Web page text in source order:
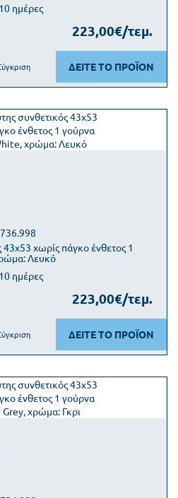
ημέρες
223,00€/τεμ.
ΔΕΙΤΕ ΤΟ ΠΡΟΪΟΝ
χωρίς πάγκο ένθετος 1
Λευκό
ημέρες
223,00€/τεμ.
ΔΕΙΤΕ ΤΟ ΠΡΟΪΟΝ